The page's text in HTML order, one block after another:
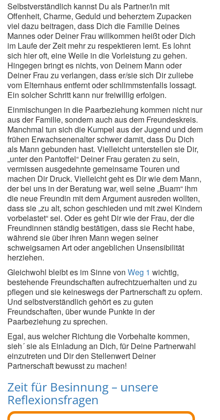
Selbstverständlich kannst Du als Partner/in mit
Offenheit, Charme, Geduld und beherztem Zupacken
viel dazu beitragen, dass Dich die Familie Deines
Mannes oder Deiner Frau willkommen heißt oder Dich
im Laufe der Zeit mehr zu respektieren lernt. Es lohnt
sich hier oft, eine Weile in die Vorleistung zu gehen.
Hingegen bringt es nichts, von Deinem Mann oder
Deiner Frau zu verlangen, dass er/sie sich Dir zuliebe
vom Elternhaus entfernt oder schlimmstenfalls lossagt.
Ein solcher Schritt kann nur freiwillig erfolgen.
Einmischungen in die Paarbeziehung kommen nicht nur
aus der Familie, sondern auch aus dem Freundeskreis.
Manchmal tun sich die Kumpel aus der Jugend und dem
frühen Erwachsenenalter schwer damit, dass Du Dich
als Mann gebunden hast. Vielleicht unterstellen sie Dir,
„unter den Pantoffel“ Deiner Frau geraten zu sein,
vermissen ausgedehnte gemeinsame Touren und
machen Dir Druck. Vielleicht geht es Dir wie dem Mann,
der bei uns in der Beratung war, weil seine „Buam“ ihm
die neue Freundin mit dem Argument ausreden wollten,
dass sie „zu alt, schon geschieden und mit zwei Kindern
vorbelastet“ sei. Oder es geht Dir wie der Frau, der die
Freundinnen ständig bestätigen, dass sie Recht habe,
während sie über ihren Mann wegen seiner
schweigsamen Art oder angeblichen Unsensibilität
herziehen.
Gleichwohl bleibt es im Sinne von Weg 1 wichtig,
bestehende Freundschaften aufrechtzuerhalten und zu
pflegen und sie keineswegs der Partnerschaft zu opfern.
Und selbstverständlich gehört es zu guten
Freundschaften, über wunde Punkte in der
Paarbeziehung zu sprechen.
Egal, aus welcher Richtung die Vorbehalte kommen,
sieh´ sie als Einladung an Dich, für Deine Partnerwahl
einzutreten und Dir den Stellenwert Deiner
Partnerschaft bewusst zu machen!
Zeit für Besinnung – unsere
Reflexionsfragen